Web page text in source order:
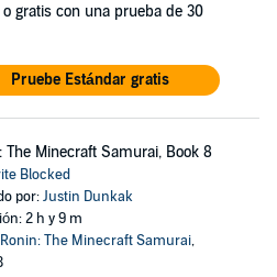
o gratis con una prueba de 30
Pruebe Estándar gratis
The Minecraft Samurai, Book 8
Blocked
por:Justin Dunkak
2 h y 9 m
Ronin: The Minecraft Samurai,